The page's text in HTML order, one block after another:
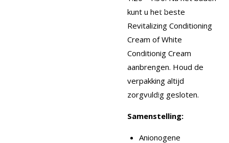
kunt u het beste
Revitalizing Conditioning
Cream of White
Conditionig Cream
aanbrengen. Houd de
verpakking altijd
zorgvuldig gesloten.
Samenstelling:
Anionogene